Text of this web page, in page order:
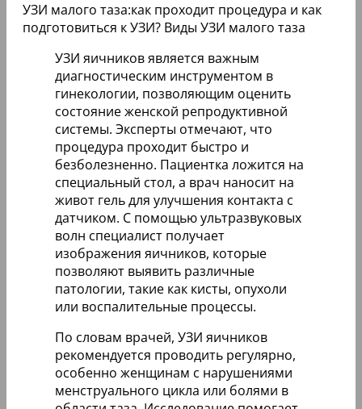
УЗИ малого таза:как проходит процедура и как
подготовиться к УЗИ? Виды УЗИ малого таза
УЗИ яичников является важным
диагностическим инструментом в
гинекологии, позволяющим оценить
состояние женской репродуктивной
системы. Эксперты отмечают, что
процедура проходит быстро и
безболезненно. Пациентка ложится на
специальный стол, а врач наносит на
живот гель для улучшения контакта с
датчиком. С помощью ультразвуковых
волн специалист получает
изображения яичников, которые
позволяют выявить различные
патологии, такие как кисты, опухоли
или воспалительные процессы.
По словам врачей, УЗИ яичников
рекомендуется проводить регулярно,
особенно женщинам с нарушениями
менструального цикла или болями в